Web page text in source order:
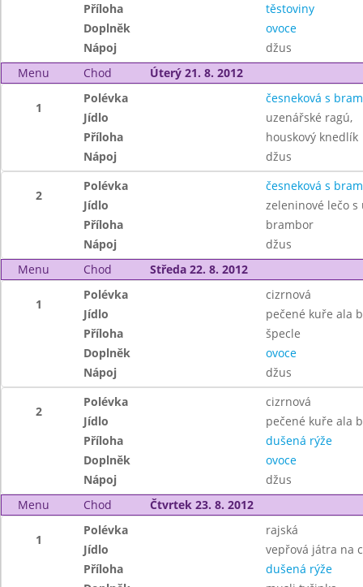
Příloha
těstoviny
Doplněk
ovoce
Nápoj
džus
Menu
Chod Úterý 21. 8. 2012
1
Polévka
česneková s
Jídlo
uzenářské ragú,
Příloha
houskový knedlík
Nápoj
džus
2
Polévka
česneková s
Jídlo
zeleninové lečo s
Příloha
brambor
Nápoj
džus
Menu
Chod Středa 22. 8. 2012
1
Polévka
cizrnová
Jídlo
pečené kuře ala
Příloha
špecle
Doplněk
ovoce
Nápoj
džus
2
Polévka
cizrnová
Jídlo
pečené kuře ala
Příloha
dušená rýže
Doplněk
ovoce
Nápoj
džus
Menu
Chod Čtvrtek 23. 8. 2012
1
Polévka
rajská
Jídlo
vepřová játra na
Příloha
dušená rýže